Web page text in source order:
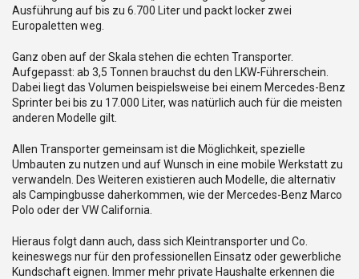
Ausführung auf bis zu 6.700 Liter und packt locker zwei
Europaletten weg.
Ganz oben auf der Skala stehen die echten Transporter.
Aufgepasst: ab 3,5 Tonnen brauchst du den LKW-Führerschein.
Dabei liegt das Volumen beispielsweise bei einem Mercedes-Benz
Sprinter bei bis zu 17.000 Liter, was natürlich auch für die meisten
anderen Modelle gilt.
Allen Transporter gemeinsam ist die Möglichkeit, spezielle
Umbauten zu nutzen und auf Wunsch in eine mobile Werkstatt zu
verwandeln. Des Weiteren existieren auch Modelle, die alternativ
als Campingbusse daherkommen, wie der Mercedes-Benz Marco
Polo oder der VW California.
Hieraus folgt dann auch, dass sich Kleintransporter und Co.
keineswegs nur für den professionellen Einsatz oder gewerbliche
Kundschaft eignen. Immer mehr private Haushalte erkennen die